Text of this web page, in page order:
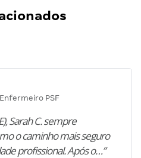
PSF
Sarah C. sempre
o caminho mais seguro
profissional. Após o…”